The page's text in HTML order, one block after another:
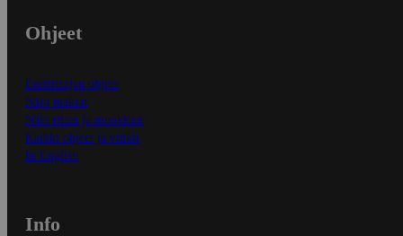
Ohjeet
Ensitilaajan ohjeet
Näin maksat
Näin tilaat ja muokkaat
Kaikki ohjeet ja vinkit
In English
Info